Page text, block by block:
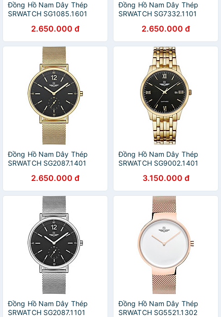
Đồng Hồ Nam Dây Thép
SRWATCH SG1085.1601
2.650.000 đ
Đồng Hồ Nam Dây Thép
SRWATCH SG7332.1101
2.650.000 đ
Đồng Hồ Nam Dây Thép
SRWATCH SG2087.1401
2.650.000 đ
Đồng Hồ Nam Dây Thép
SRWATCH SG9002.1401
3.150.000 đ
Đồng Hồ Nam Dây Thép
SRWATCH SG2087.1101
Đồng Hồ Nam Dây Thép
SRWATCH SG5521.1302